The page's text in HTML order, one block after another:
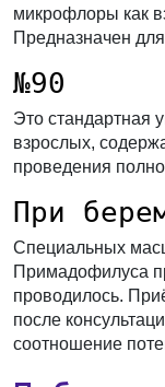
микрофлоры как
Предназначен
№90
Это стандартная
взрослых,
проведения
При
Специальных
Примадофилуса
проводилось.
после
соотношение